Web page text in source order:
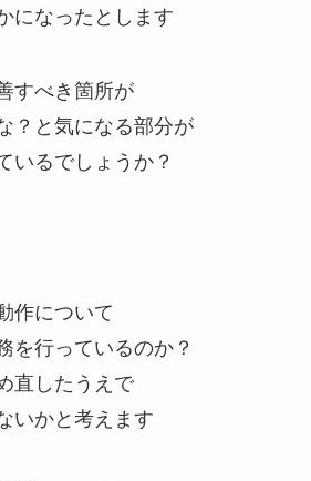
になったとします
すべき箇所が
？と気になる部分が
いるでしょうか？
作について
を行っているのか？
直したうえで
いかと考えます